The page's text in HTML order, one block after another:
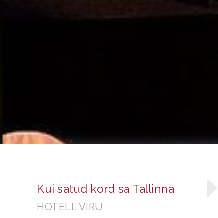
Kui satud kord sa Tallinna
HOTELL VIRU